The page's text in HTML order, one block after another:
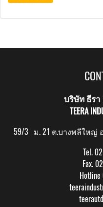
บริษัท ธีร
TEERA
59/3 ม. 21 ต.บางพลีใหญ่
Tel.
Fax.
Hotline